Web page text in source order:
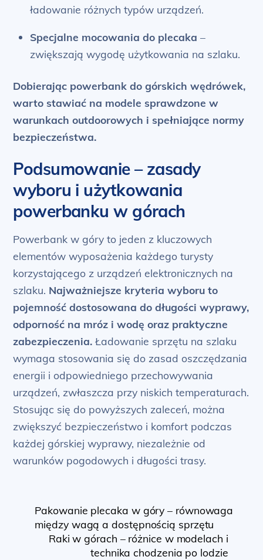
ładowanie różnych typów urządzeń.
Specjalne mocowania do plecaka –
zwiększają wygodę użytkowania na szlaku.
Dobierając powerbank do górskich wędrówek,
warto stawiać na modele sprawdzone w
warunkach outdoorowych i spełniające normy
bezpieczeństwa.
Podsumowanie – zasady
wyboru i użytkowania
powerbanku w górach
Powerbank w góry to jeden z kluczowych
elementów wyposażenia każdego turysty
korzystającego z urządzeń elektronicznych na
szlaku. Najważniejsze kryteria wyboru to
pojemność dostosowana do długości wyprawy,
odporność na mróz i wodę oraz praktyczne
zabezpieczenia. Ładowanie sprzętu na szlaku
wymaga stosowania się do zasad oszczędzania
energii i odpowiedniego przechowywania
urządzeń, zwłaszcza przy niskich temperaturach.
Stosując się do powyższych zaleceń, można
zwiększyć bezpieczeństwo i komfort podczas
każdej górskiej wyprawy, niezależnie od
warunków pogodowych i długości trasy.
Pakowanie plecaka w góry – równowaga
między wagą a dostępnością sprzętu
Raki w górach – różnice w modelach i
technika chodzenia po lodzie